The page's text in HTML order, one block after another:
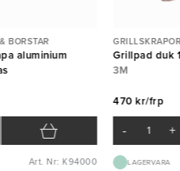
BORSTAR
aluminium
Art. Nr: K94000
Grillpad duk
3M
470 kr/frp
- +
LAGERVARA